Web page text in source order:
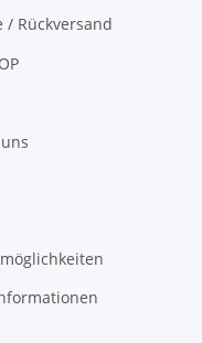
/ Rückversand